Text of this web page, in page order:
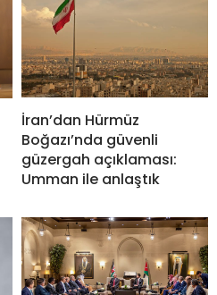
İran’dan Hürmüz
Boğazı’nda güvenli
güzergah açıklaması:
Umman ile anlaştık